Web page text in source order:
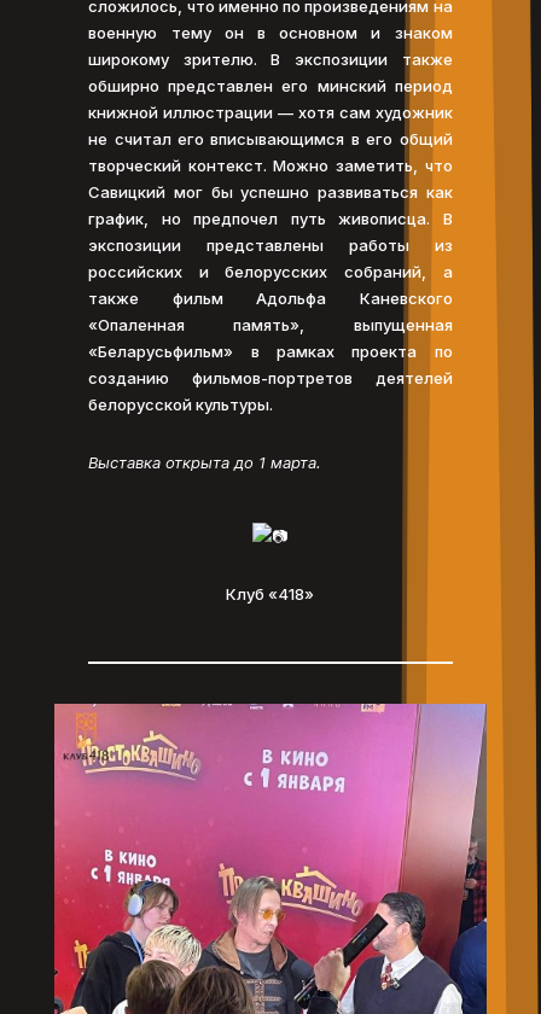
сложилось, что именно по произведениям на
военную тему он в основном и знаком
широкому зрителю. В экспозиции также
обширно представлен его минский период
книжной иллюстрации — хотя сам художник
не считал его вписывающимся в его общий
творческий контекст. Можно заметить, что
Савицкий мог бы успешно развиваться как
график, но предпочел путь живописца. В
экспозиции представлены работы из
российских и белорусских собраний, а
также фильм Адольфа Каневского
«Опаленная память», выпущенная
«Беларусьфильм» в рамках проекта по
созданию фильмов-портретов деятелей
белорусской культуры.
Выставка открыта до 1 марта.
Клуб «418»